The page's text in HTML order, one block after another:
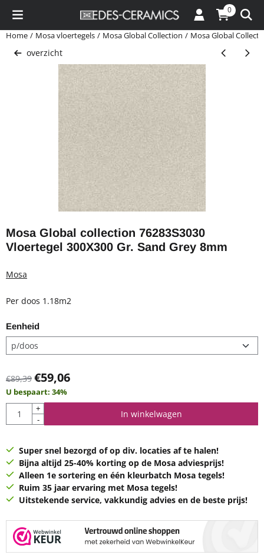
0
Home / Mosa vloertegels / Mosa Global Collection / Mosa Global
overzicht
Mosa Global collection 76283S3030
Vloertegel 300X300 Gr. Sand Grey 8mm
Mosa
Per doos 1.18m2
Eenheid
€89,39 €59,06
U bespaart: 34%
Aantal
+
-
In winkelwagen
Super snel bezorgd of op div. locaties af te halen!
Bijna altijd 25-40% korting op de Mosa adviesprijs!
Alleen 1e sortering en één kleurbatch Mosa tegels!
Ruim 35 jaar ervaring met Mosa tegels!
Uitstekende service, vakkundig advies en de beste prijs!